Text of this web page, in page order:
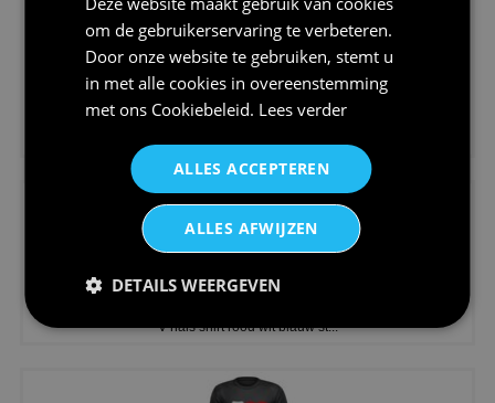
€24,95
V-hals shirt rood wit blauw st...
om de gebruikerservaring te verbeteren.
Door onze website te gebruiken, stemt u
in met alle cookies in overeenstemming
met ons Cookiebeleid. Lees verder
ALLES ACCEPTEREN
ALLES AFWIJZEN
DETAILS WEERGEVEN